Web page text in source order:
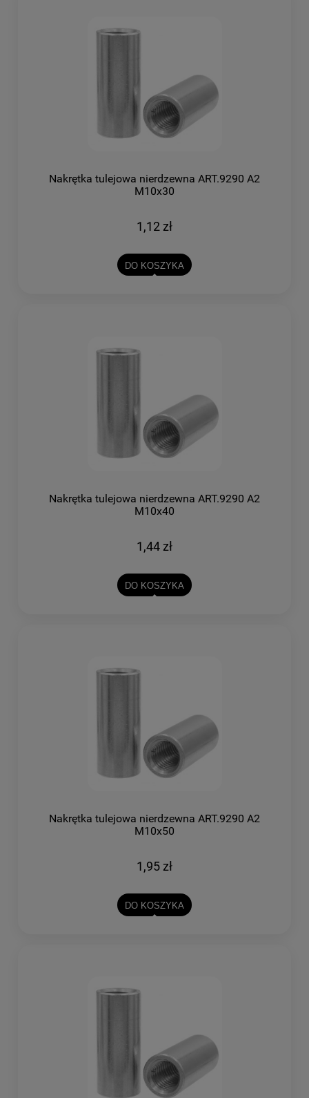
Nakrętka tulejowa nierdzewna ART.9290 A2
M10x30
1,12 zł
DO KOSZYKA
Nakrętka tulejowa nierdzewna ART.9290 A2
M10x40
1,44 zł
DO KOSZYKA
Nakrętka tulejowa nierdzewna ART.9290 A2
M10x50
1,95 zł
DO KOSZYKA